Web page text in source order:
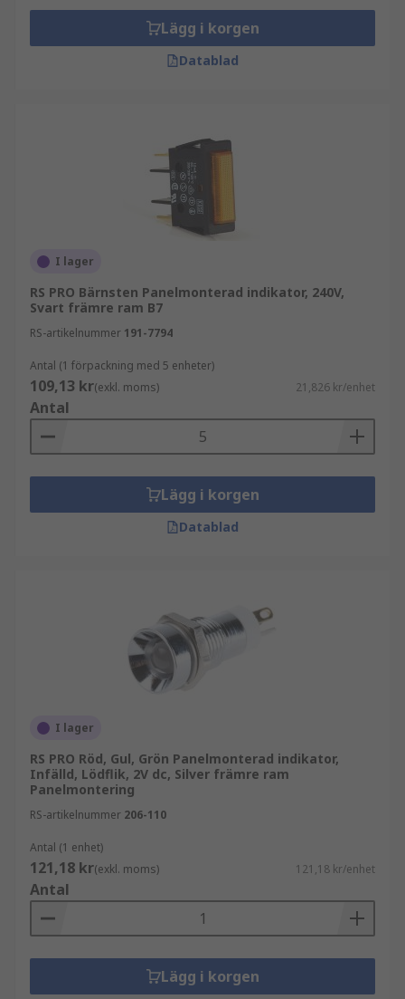
Lägg i korgen
Datablad
I lager
RS PRO Bärnsten Panelmonterad indikator, 240V,
Svart främre ram B7
RS-artikelnummer 191-7794
Antal (1 förpackning med 5 enheter)
109,13 kr(exkl. moms) 21,826 kr/enhet
Antal
Lägg i korgen
Datablad
I lager
RS PRO Röd, Gul, Grön Panelmonterad indikator,
Infälld, Lödflik, 2V dc, Silver främre ram
Panelmontering
RS-artikelnummer 206-110
Antal (1 enhet)
121,18 kr(exkl. moms) 121,18 kr/enhet
Antal
Lägg i korgen